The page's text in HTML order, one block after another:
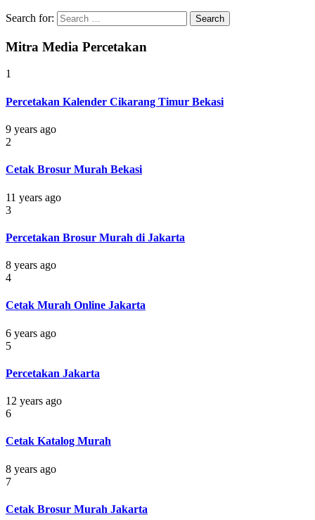
Search for:
Mitra Media Percetakan
1
Percetakan Kalender Cikarang Timur Bekasi
9 years ago
2
Cetak Brosur Murah Bekasi
11 years ago
3
Percetakan Brosur Murah di Jakarta
8 years ago
4
Cetak Murah Online Jakarta
6 years ago
5
Percetakan Jakarta
12 years ago
6
Cetak Katalog Murah
8 years ago
7
Cetak Brosur Murah Jakarta